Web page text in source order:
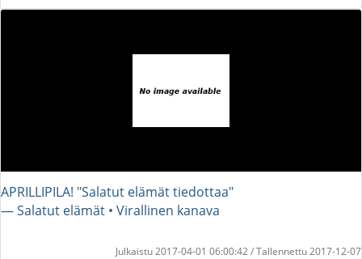
APRILLIPILA! "Salatut elämät tiedottaa"
― Salatut elämät • Virallinen kanava
Julkaistu 2017-04-01 06:00:42 / Tallennettu 2017-12-07